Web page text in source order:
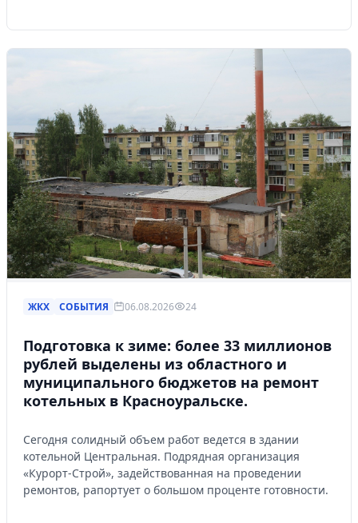
ЖКХ СОБЫТИЯ 06.08.2026 24
Подготовка к зиме: более 33 миллионов
рублей выделены из областного и
муниципального бюджетов на ремонт
котельных в Красноуральске.
Сегодня солидный объем работ ведется в здании
котельной Центральная. Подрядная организация
«Курорт-Строй», задействованная на проведении
ремонтов, рапортует о большом проценте готовности.